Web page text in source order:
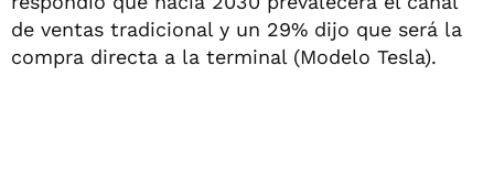
de ventas tradicional y un 29% dijo que será la
compra directa a la terminal (Modelo Tesla).